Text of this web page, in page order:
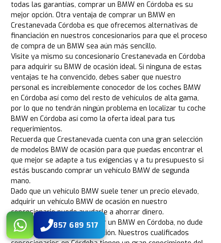
todas las garantías, comprar un BMW en Córdoba es su
mejor opción. Otra ventaja de comprar un BMW en
Crestanevada Córdoba es que ofrecemos alternativas de
financiación en nuestros concesionarios para que el proceso
de compra de un BMW sea aún más sencillo.
Visite ya mismo su concesionario Crestanevada en Córdoba
para adquirir su BMW de ocasión ideal. Si ninguna de estas
ventajas te ha convencido, debes saber que nuestro
personal es increíblemente conocedor de los coches BMW
en Córdoba así como del resto de vehículos de alta gama,
por lo que no tendrán ningún problema en localizar tu coche
BMW en Córdoba así como la oferta ideal para tus
requerimientos.
Recuerda que Crestanevada cuenta con una gran selección
de modelos BMW de ocasión para que puedas encontrar el
que mejor se adapte a tus exigencias y a tu presupuesto si
estás buscando comprar un vehículo BMW de segunda
mano.
Dado que un vehículo BMW suele tener un precio elevado,
adquirir un vehículo BMW de ocasión en nuestro
concesionario puede ayudarle a ahorrar dinero.
Si está pensando en comprar un BMW en Córdoba, no dude
en venir a buscar su orientación. Nuestros cualificados
857 689 517